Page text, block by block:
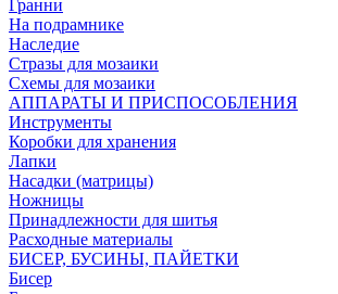
Гранни
На подрамнике
Наследие
Стразы для мозаики
Схемы для мозаики
АППАРАТЫ И ПРИСПОСОБЛЕНИЯ
Инструменты
Коробки для хранения
Лапки
Насадки (матрицы)
Ножницы
Принадлежности для шитья
Расходные материалы
БИСЕР, БУСИНЫ, ПАЙЕТКИ
Бисер